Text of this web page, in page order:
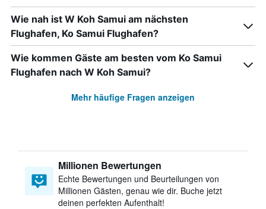
Wie nah ist W Koh Samui am nächsten
Flughafen, Ko Samui Flughafen?
Wie kommen Gäste am besten vom Ko Samui
Flughafen nach W Koh Samui?
Mehr häufige Fragen anzeigen
Millionen Bewertungen
Echte Bewertungen und Beurteilungen von
Millionen Gästen, genau wie dir. Buche jetzt
deinen perfekten Aufenthalt!